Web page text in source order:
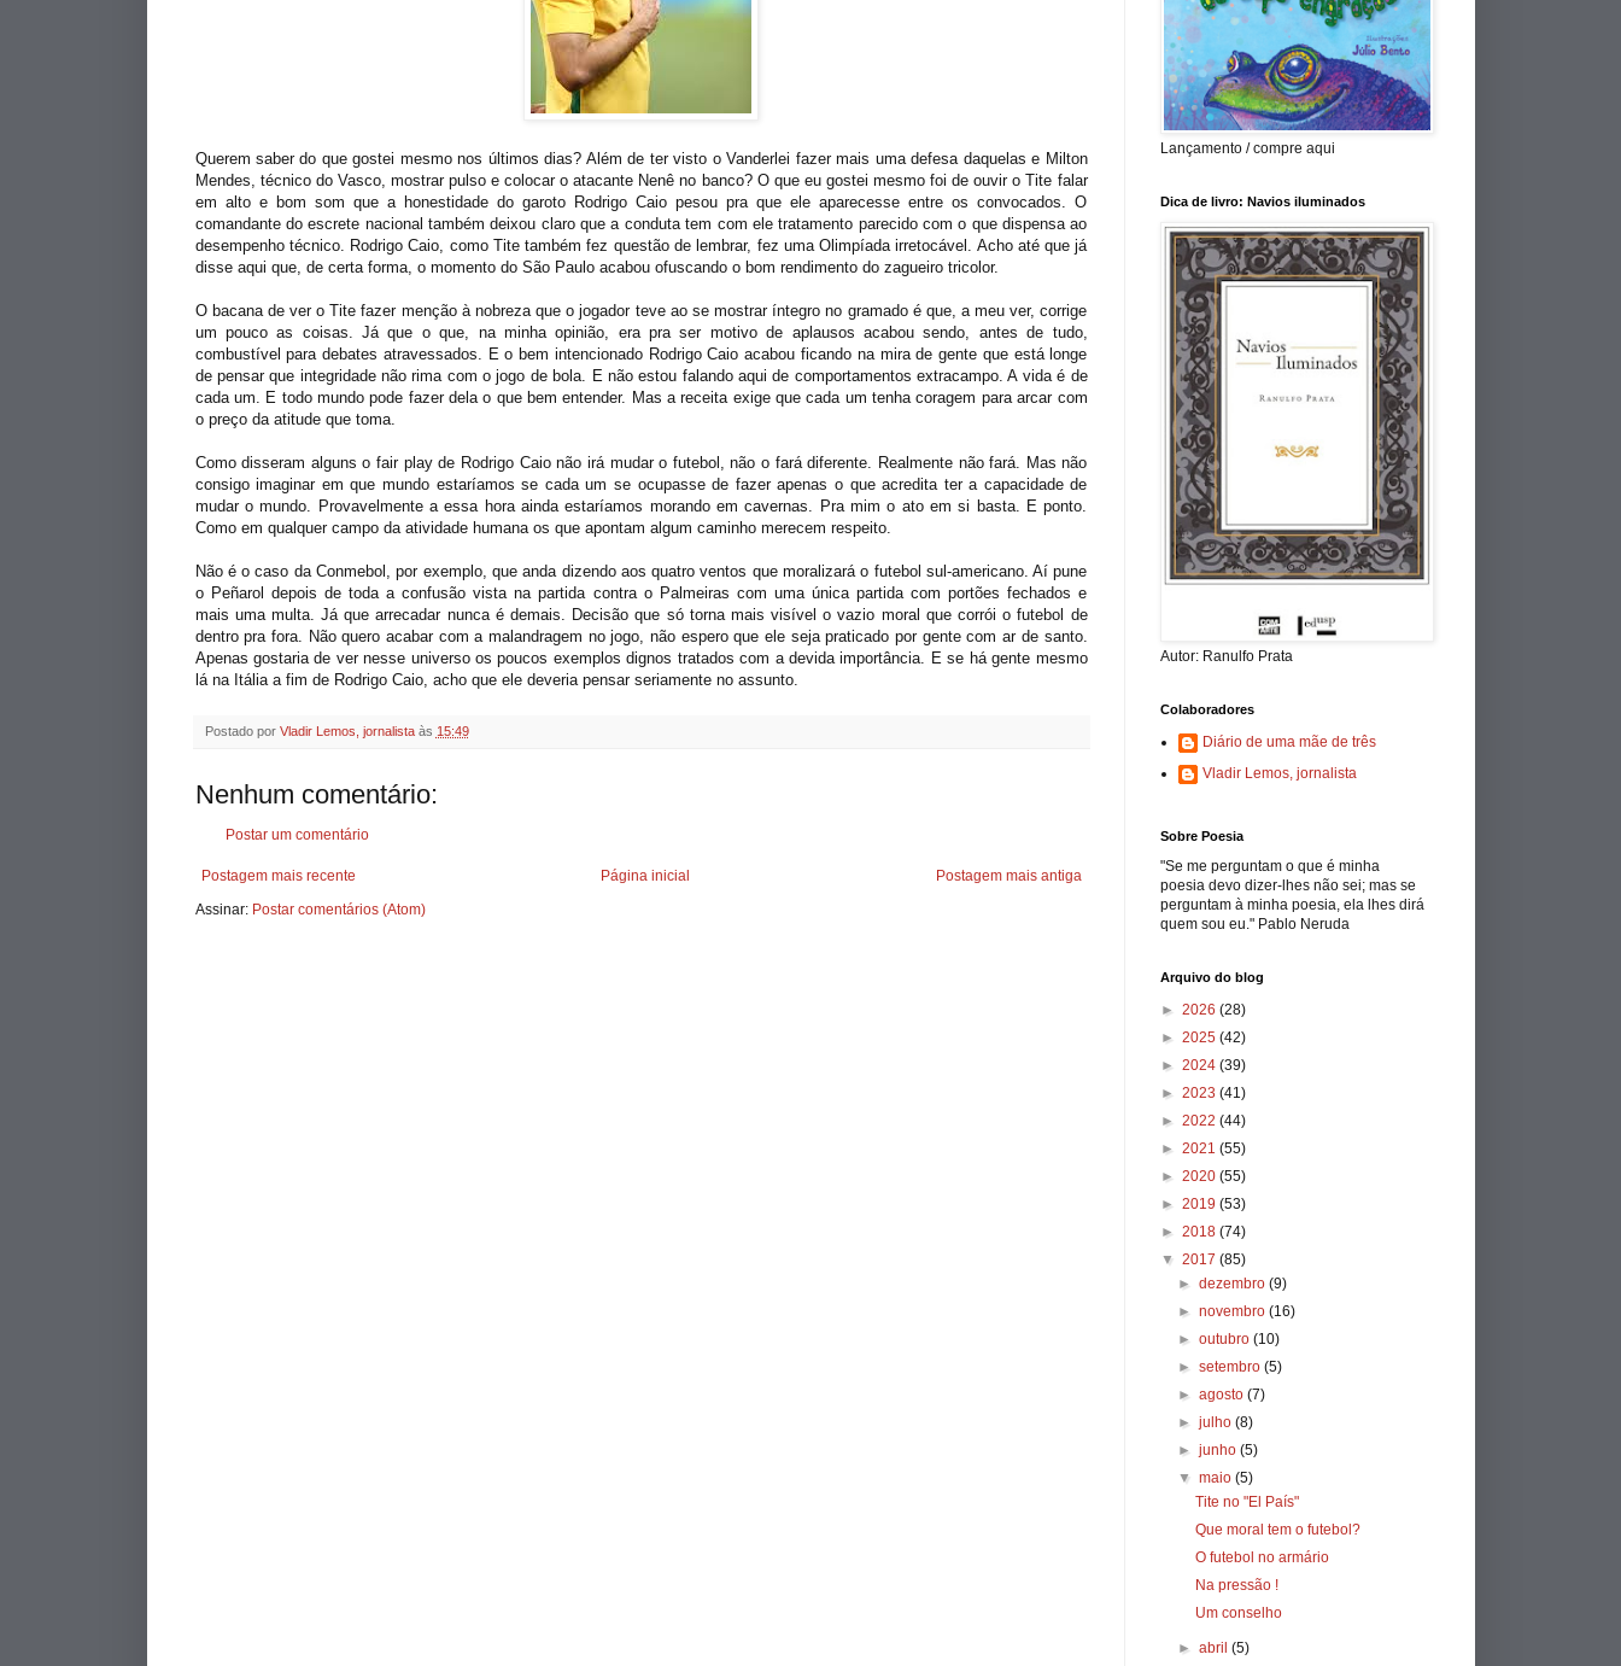
Querem saber do que gostei mesmo nos últimos dias? Além de ter visto o Vanderlei fazer mais uma defesa daquelas e Milton
Mendes, técnico do Vasco, mostrar pulso e colocar o atacante Nenê no banco? O que eu gostei mesmo foi de ouvir o Tite falar
em alto e bom som que a honestidade do garoto Rodrigo Caio pesou pra que ele aparecesse entre os convocados. O
comandante do escrete nacional também deixou claro que a conduta tem com ele tratamento parecido com o que dispensa ao
desempenho técnico. Rodrigo Caio, como Tite também fez questão de lembrar, fez uma Olimpíada irretocável. Acho até que já
disse aqui que, de certa forma, o momento do São Paulo acabou ofuscando o bom rendimento do zagueiro tricolor.
O bacana de ver o Tite fazer menção à nobreza que o jogador teve ao se mostrar íntegro no gramado é que, a meu ver, corrige
um pouco as coisas. Já que o que, na minha opinião, era pra ser motivo de aplausos acabou sendo, antes de tudo,
combustível para debates atravessados. E o bem intencionado Rodrigo Caio acabou ficando na mira de gente que está longe
de pensar que integridade não rima com o jogo de bola. E não estou falando aqui de comportamentos extracampo. A vida é de
cada um. E todo mundo pode fazer dela o que bem entender. Mas a receita exige que cada um tenha coragem para arcar com
o preço da atitude que toma.
Como disseram alguns o fair play de Rodrigo Caio não irá mudar o futebol, não o fará diferente. Realmente não fará. Mas não
consigo imaginar em que mundo estaríamos se cada um se ocupasse de fazer apenas o que acredita ter a capacidade de
mudar o mundo. Provavelmente a essa hora ainda estaríamos morando em cavernas. Pra mim o ato em si basta. E ponto.
Como em qualquer campo da atividade humana os que apontam algum caminho merecem respeito.
Não é o caso da Conmebol, por exemplo, que anda dizendo aos quatro ventos que moralizará o futebol sul-americano. Aí pune
o Peñarol depois de toda a confusão vista na partida contra o Palmeiras com uma única partida com portões fechados e
mais uma multa. Já que arrecadar nunca é demais. Decisão que só torna mais visível o vazio moral que corrói o futebol de
dentro pra fora. Não quero acabar com a malandragem no jogo, não espero que ele seja praticado por gente com ar de santo.
Apenas gostaria de ver nesse universo os poucos exemplos dignos tratados com a devida importância. E se há gente mesmo
lá na Itália a fim de Rodrigo Caio, acho que ele deveria pensar seriamente no assunto.
Postado por Vladir Lemos, jornalista às 15:49
Nenhum comentário:
Postar um comentário
Postagem mais recente Postagem mais antiga
Página inicial
Assinar: Postar comentários (Atom)
Lançamento / compre aqui
Dica de livro: Navios iluminados
Autor: Ranulfo Prata
Colaboradores
Diário de uma mãe de três
Vladir Lemos, jornalista
Sobre Poesia
"Se me perguntam o que é minha
poesia devo dizer-lhes não sei; mas se
perguntam à minha poesia, ela lhes dirá
quem sou eu." Pablo Neruda
Arquivo do blog
► 2026 (28)
► 2025 (42)
► 2024 (39)
► 2023 (41)
► 2022 (44)
► 2021 (55)
► 2020 (55)
► 2019 (53)
► 2018 (74)
▼ 2017 (85)
► dezembro (9)
► novembro (16)
► outubro (10)
► setembro (5)
► agosto (7)
► julho (8)
► junho (5)
▼ maio (5)
Tite no "El País"
Que moral tem o futebol?
O futebol no armário
Na pressão !
Um conselho
► abril (5)